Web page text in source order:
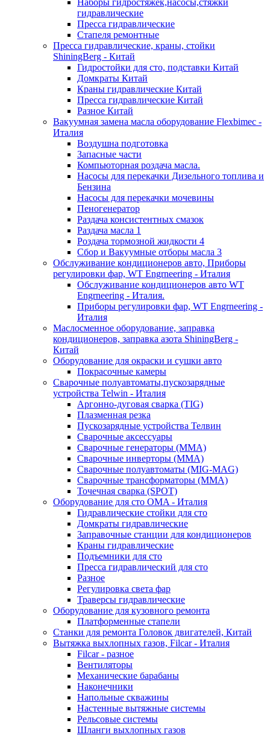
Наборы гидростяжек,насосы,стяжки
гидравлические
Пресса гидравлические
Стапеля ремонтные
Пресса гидравлические, краны, стойки
ShiningBerg - Китай
Гидростойки для сто, подставки Китай
Домкраты Китай
Краны гидравлические Китай
Пресса гидравлические Китай
Разное Китай
Вакуумная замена масла оборудование Flexbimeс -
Италия
Воздушна подготовка
Запасные части
Компьюторная роздача масла.
Насосы для перекачки Дизельного топлива и
Бензина
Насосы для перекачки мочевины
Пеногенератор
Раздача консистентных смазок
Раздача масла 1
Роздача тормозной жидкости 4
Сбор и Вакуумные отборы масла 3
Обслуживание кондиционеров авто, Приборы
регулировки фар, WT Engrneering - Италия
Обслуживание кондиционеров авто WT
Engrneering - Италия.
Приборы регулировки фар, WT Engrneering -
Италия
Маслосменное оборудование, заправка
кондиционеров, заправка азота ShiningBerg -
Китай
Оборудование для окраски и сушки авто
Покрасочные камеры
Сварочные полуавтоматы,пускозарядные
устройства Telwin - Италия
Аргонно-дуговая сварка (TIG)
Плазменная резка
Пускозарядные устройства Телвин
Сварочные аксессуары
Сварочные генераторы (MMA)
Сварочные инверторы (MMA)
Сварочные полуавтоматы (MIG-MAG)
Сварочные трансформаторы (MMA)
Точечная сварка (SPOT)
Оборудование для сто OMA - Италия
Гидравлические стойки для сто
Домкраты гидравлические
Заправочные станции для кондиционеров
Краны гидравлические
Подъемники для сто
Пресса гидравлический для сто
Разное
Регулировка света фар
Траверсы гидравлические
Оборудование для кузовного ремонта
Платформенные стапели
Станки для ремонта Головок двигателей, Китай
Вытяжка выхлопных газов, Filcar - Италия
Filcar - разное
Вентиляторы
Механические барабаны
Наконечники
Напольные скважины
Настенные вытяжные системы
Рельсовые системы
Шланги выхлопных газов